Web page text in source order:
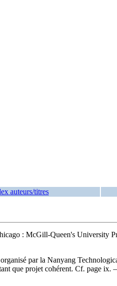
auteurs/titres
: McGill-Queen's University
par la Nanyang
que projet cohérent. Cf. page